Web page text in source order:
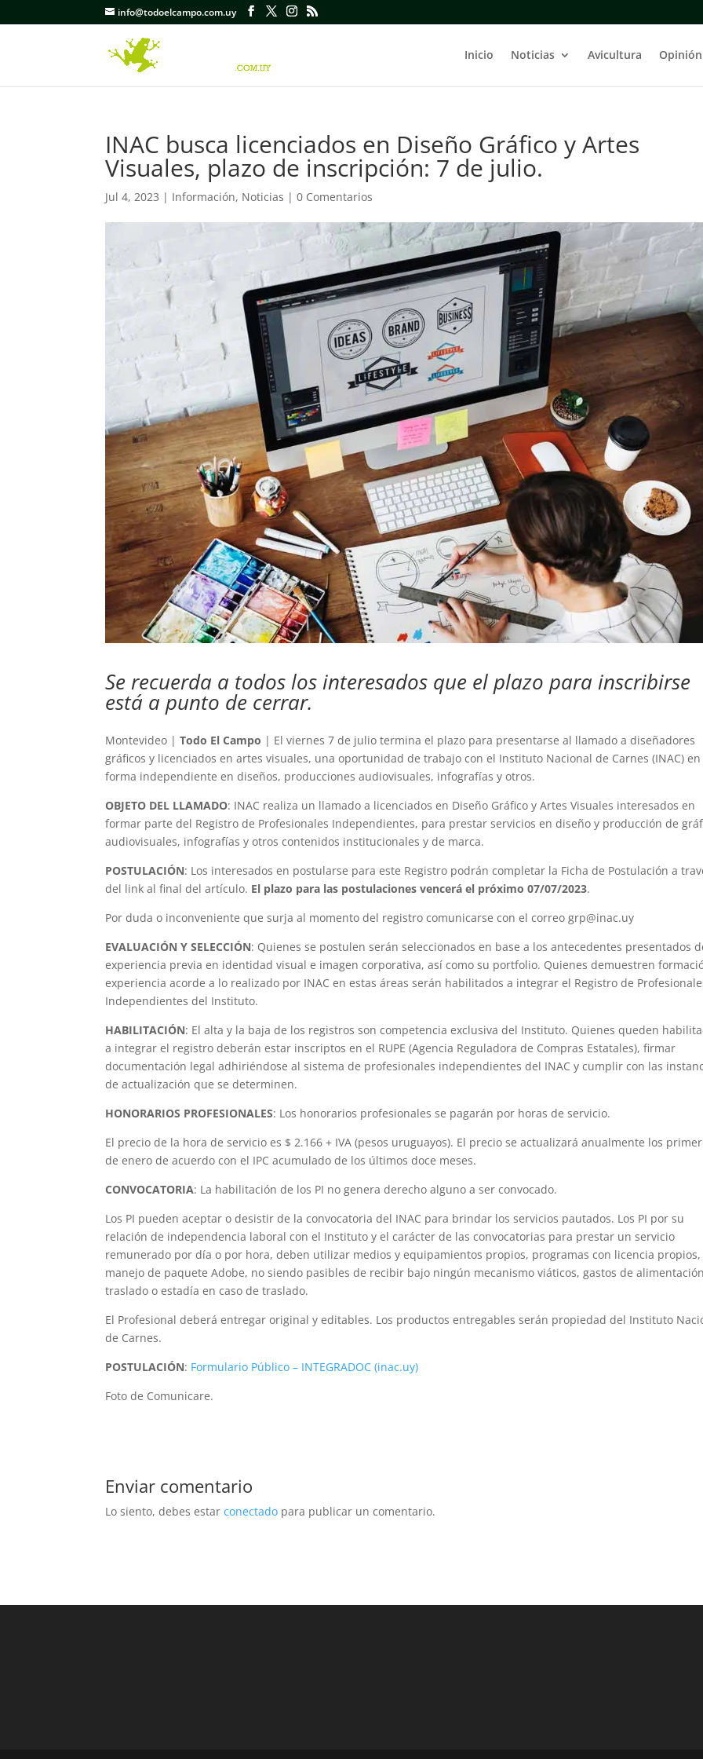
info@todoelcampo.com.uy
Inicio Noticias Avicultura Opinión
INAC busca licenciados en Diseño Gráfico y Artes
Visuales, plazo de inscripción: 7 de julio.
Jul 4, 2023 | Información, Noticias |0 Comentarios
Se recuerda a todos los interesados que el plazo para inscribirse
está a punto de cerrar.
Montevideo |Todo El Campo | El viernes 7 de julio termina el plazo para presentarse al llamado a diseñadores
gráficos y licenciados en artes visuales, una oportunidad de trabajo con el Instituto Nacional de Carnes (INAC) en
forma independiente en diseños, producciones audiovisuales, infografías y otros.
OBJETO DEL LLAMADO: INAC realiza un llamado a licenciados en Diseño Gráfico y Artes Visuales interesados en
formar parte del Registro de Profesionales Independientes, para prestar servicios en diseño y producción de
audiovisuales, infografías y otros contenidos institucionales y de marca.
POSTULACIÓN: Los interesados en postularse para este Registro podrán completar la Ficha de Postulación a
del link al final del artículo. El plazo para las postulaciones vencerá el próximo 07/07/2023.
Por duda o inconveniente que surja al momento del registro comunicarse con el correo grp@inac.uy
EVALUACIÓN Y SELECCIÓN: Quienes se postulen serán seleccionados en base a los antecedentes presentados
experiencia previa en identidad visual e imagen corporativa, así como su portfolio. Quienes demuestren
experiencia acorde a lo realizado por INAC en estas áreas serán habilitados a integrar el Registro de
Independientes del Instituto.
HABILITACIÓN: El alta y la baja de los registros son competencia exclusiva del Instituto. Quienes queden
a integrar el registro deberán estar inscriptos en el RUPE (Agencia Reguladora de Compras Estatales), firmar
documentación legal adhiriéndose al sistema de profesionales independientes del INAC y cumplir con las
de actualización que se determinen.
HONORARIOS PROFESIONALES: Los honorarios profesionales se pagarán por horas de servicio.
El precio de la hora de servicio es $ 2.166 + IVA (pesos uruguayos). El precio se actualizará anualmente los
de enero de acuerdo con el IPC acumulado de los últimos doce meses.
CONVOCATORIA: La habilitación de los PI no genera derecho alguno a ser convocado.
Los PI pueden aceptar o desistir de la convocatoria del INAC para brindar los servicios pautados. Los PI por su
relación de independencia laboral con el Instituto y el carácter de las convocatorias para prestar un servicio
remunerado por día o por hora, deben utilizar medios y equipamientos propios, programas con licencia propios,
manejo de paquete Adobe, no siendo pasibles de recibir bajo ningún mecanismo viáticos, gastos de
traslado o estadía en caso de traslado.
El Profesional deberá entregar original y editables. Los productos entregables serán propiedad del Instituto
de Carnes.
POSTULACIÓN: Formulario Público – INTEGRADOC (inac.uy)
Foto de Comunicare.
Enviar comentario
Lo siento, debes estarconectado para publicar un comentario.